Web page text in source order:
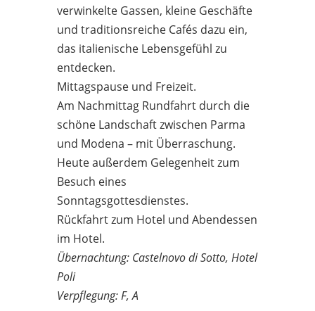
verwinkelte Gassen, kleine Geschäfte
und traditionsreiche Cafés dazu ein,
das italienische Lebensgefühl zu
entdecken.
Mittagspause und Freizeit.
Am Nachmittag Rundfahrt durch die
schöne Landschaft zwischen Parma
und Modena – mit Überraschung.
Heute außerdem Gelegenheit zum
Besuch eines
Sonntagsgottesdienstes.
Rückfahrt zum Hotel und Abendessen
im Hotel.
Übernachtung: Castelnovo di Sotto, Hotel
Poli
Verpflegung: F, A